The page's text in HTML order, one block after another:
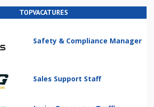
TOPVACATURES
Safety & Compliance Manager
Sales Support Staff